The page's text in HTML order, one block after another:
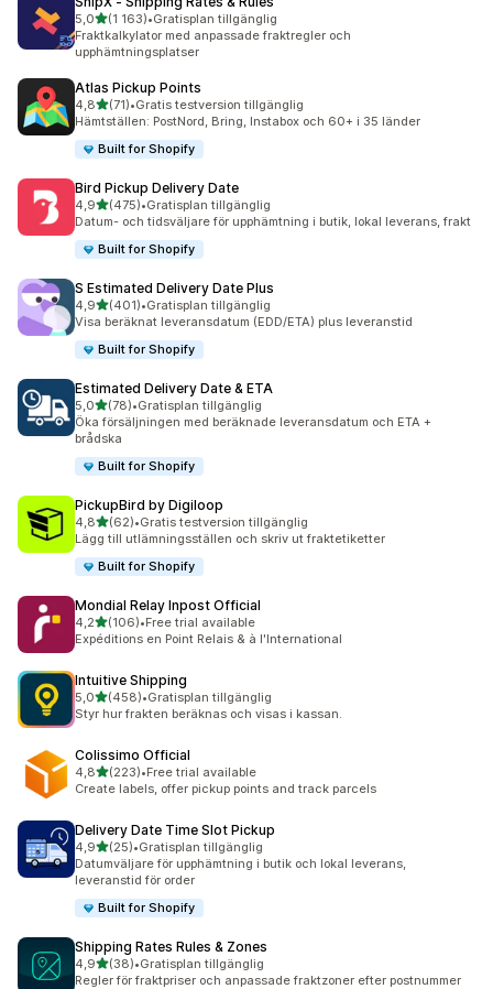
5,0av 5 stjärnor
(1 163)
1163 recensioner totalt
•Gratisplan tillgänglig
Fraktkalkylator med anpassade fraktregler och
upphämtningsplatser
Atlas Pickup Points
4,8av 5 stjärnor
(71)
71 recensioner totalt
•Gratis testversion tillgänglig
Hämtställen: PostNord, Bring, Instabox och 60+ i 35 länder
Built for Shopify
Bird Pickup Delivery Date
4,9av 5 stjärnor
(475)
475 recensioner totalt
•Gratisplan tillgänglig
Datum- och tidsväljare för upphämtning i butik, lokal leverans, frakt
Built for Shopify
S Estimated Delivery Date Plus
4,9av 5 stjärnor
(401)
401 recensioner totalt
•Gratisplan tillgänglig
Visa beräknat leveransdatum (EDD/ETA) plus leveranstid
Built for Shopify
Estimated Delivery Date & ETA
5,0av 5 stjärnor
(78)
78 recensioner totalt
•Gratisplan tillgänglig
Öka försäljningen med beräknade leveransdatum och ETA +
brådska
Built for Shopify
PickupBird by Digiloop
4,8av 5 stjärnor
(62)
62 recensioner totalt
•Gratis testversion tillgänglig
Lägg till utlämningsställen och skriv ut fraktetiketter
Built for Shopify
Mondial Relay Inpost Official
4,2av 5 stjärnor
(106)
106 recensioner totalt
•Free trial available
Expéditions en Point Relais & à l'International
Intuitive Shipping
5,0av 5 stjärnor
(458)
458 recensioner totalt
•Gratisplan tillgänglig
Styr hur frakten beräknas och visas i kassan.
Colissimo Official
4,8av 5 stjärnor
(223)
223 recensioner totalt
•Free trial available
Create labels, offer pickup points and track parcels
Delivery Date Time Slot Pickup
4,9av 5 stjärnor
(25)
25 recensioner totalt
•Gratisplan tillgänglig
Datumväljare för upphämtning i butik och lokal leverans,
leveranstid för order
Built for Shopify
Shipping Rates Rules & Zones
4,9av 5 stjärnor
(38)
38 recensioner totalt
•Gratisplan tillgänglig
Regler för fraktpriser och anpassade fraktzoner efter postnummer